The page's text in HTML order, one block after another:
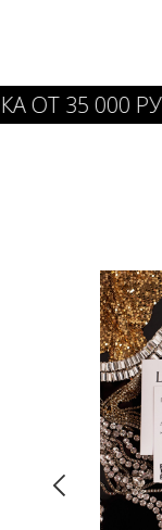
35 000 РУБ